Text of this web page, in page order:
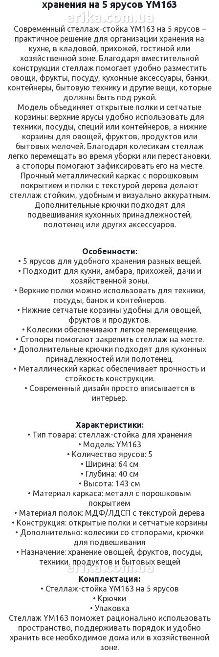
хранения на 5 ярусов YM163
erika.com.ua
Современный стеллаж-стойка YM163 на 5 ярусов –
практичное решение для организации хранения на
кухне, в кладовой, прихожей, гостиной или
хозяйственной зоне. Благодаря вместительной
конструкции стеллаж помогает удобно разместить
овощи, фрукты, посуду, кухонные аксессуары, банки,
контейнеры, бытовую технику и другие вещи, которые
должны быть под рукой.
Модель объединяет открытые полки и сетчатые
корзины: верхние ярусы удобно использовать для
техники, посуды, специй или контейнеров, а нижние
корзины для овощей, фруктов, продуктов или
бытовых мелочей. Благодаря колесикам стеллаж
легко перемещать во время уборки или перестановки,
а стопоры помогают зафиксировать его на месте.
Прочный металлический каркас с порошковым
покрытием и полки с текстурой дерева делают
стеллаж стойким, удобным и визуально аккуратным.
Дополнительные крючки подходят для
подвешивания кухонных принадлежностей,
полотенец или других аксессуаров.
Особенности:
• 5 ярусов для удобного хранения разных вещей.
• Подходит для кухни, амбара, прихожей, дачи и
хозяйственной зоны.
• Верхние полки можно использовать для техники,
посуды, банок и контейнеров.
• Нижние сетчатые корзины удобны для овощей,
фруктов и продуктов.
• Колесики обеспечивают легкое перемещение.
• Стопоры помогают закрепить стеллаж на месте.
• Дополнительные крючки подходят для кухонных
принадлежностей или полотенец.
• Металлический каркас обеспечивает прочность и
стойкость конструкции.
• Современный дизайн просто вписывается в
интерьер.
Характеристики:
• Тип товара: стеллаж-стойка для хранения
• Модель: YM163
• Количество ярусов: 5
• Ширина: 64 см
• Глубина: 40 см
• Высота: 143 см
• Материал каркаса: металл с порошковым
покрытием
• Материал полок: МДФ/ЛДСП с текстурой дерева
• Конструкция: открытые полки и сетчатые корзины
• Дополнительно: колесики со стопорами, крючки
для подвешивания
• Назначение: хранение овощей, фруктов, посуды,
техники, продуктов и бытовых вещей
erika.com.ua
Комплектация:
• Стеллаж-стойка YM163 на 5 ярусов
• Крючки
• Упаковка
Стеллаж YM163 поможет рационально использовать
пространство, поддерживать порядок и удобно
хранить все необходимое дома или в хозяйственной
зоне.